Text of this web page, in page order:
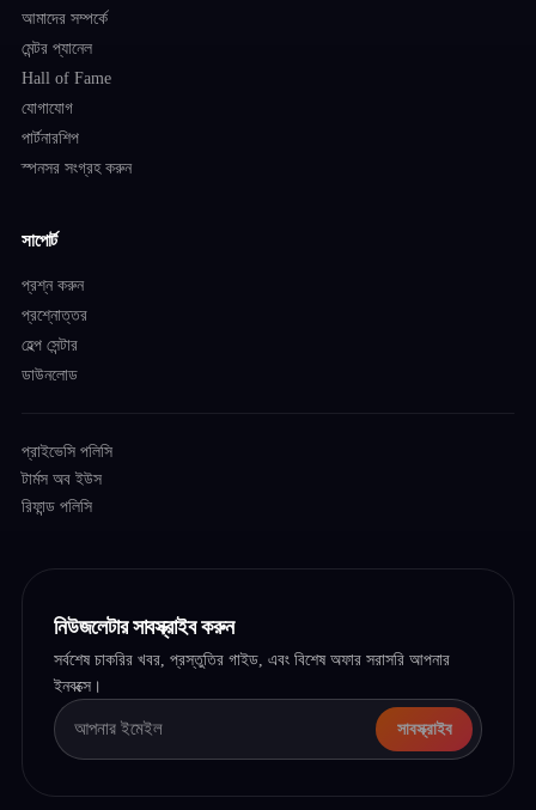
আমাদের সম্পর্কে
মেন্টর প্যানেল
Hall of Fame
যোগাযোগ
পার্টনারশিপ
স্পনসর সংগ্রহ করুন
সাপোর্ট
প্রশ্ন করুন
প্রশ্নোত্তর
হেল্প সেন্টার
ডাউনলোড
প্রাইভেসি পলিসি
টার্মস অব ইউস
রিফান্ড পলিসি
নিউজলেটার সাবস্ক্রাইব করুন
সর্বশেষ চাকরির খবর, প্রস্তুতির গাইড, এবং বিশেষ অফার সরাসরি আপনার
ইনবক্সে।
সাবস্ক্রাইব